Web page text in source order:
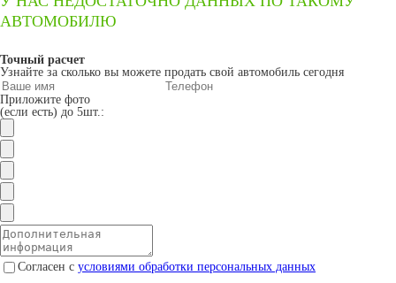
АВТОМОБИЛЮ
Точный расчет
Узнайте за сколько вы можете продать свой автомобиль сегодня
Приложите фото
(если есть) до 5шт.:
Согласен с условиями обработки персональных данных